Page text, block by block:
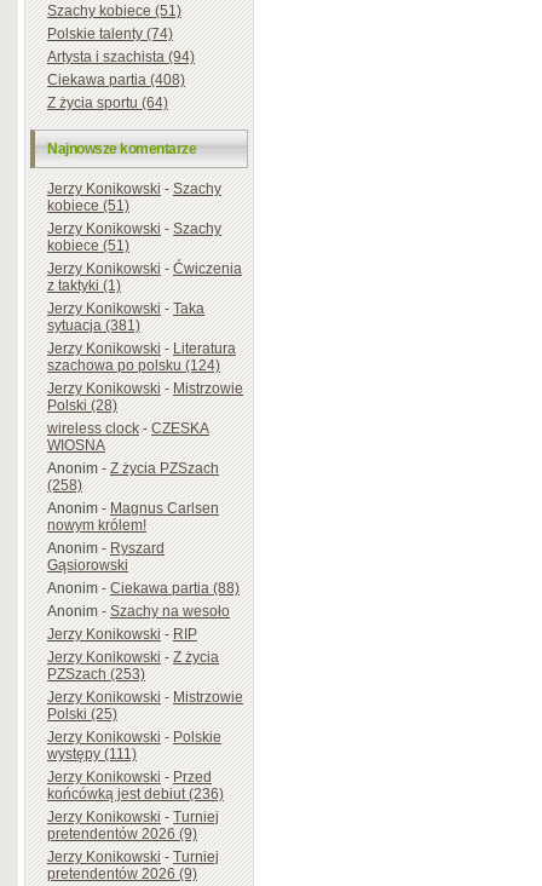
Szachy kobiece (51)
Polskie talenty (74)
Artysta i szachista (94)
Ciekawa partia (408)
Z życia sportu (64)
Najnowsze komentarze
Jerzy Konikowski-Szachy
kobiece (51)
Jerzy Konikowski-Szachy
kobiece (51)
Jerzy Konikowski-Ćwiczenia
z taktyki (1)
Jerzy Konikowski-Taka
sytuacja (381)
Jerzy Konikowski-Literatura
szachowa po polsku (124)
Jerzy Konikowski-Mistrzowie
Polski (28)
wireless clock-CZESKA
WIOSNA
Anonim-Z życia PZSzach
(258)
Anonim-Magnus Carlsen
nowym królem!
Anonim-Ryszard
Gąsiorowski
Anonim-Ciekawa partia (88)
Anonim-Szachy na wesoło
Jerzy Konikowski-RIP
Jerzy Konikowski-Z życia
PZSzach (253)
Jerzy Konikowski-Mistrzowie
Polski (25)
Jerzy Konikowski-Polskie
występy (111)
Jerzy Konikowski-Przed
końcówką jest debiut (236)
Jerzy Konikowski-Turniej
pretendentów 2026 (9)
Jerzy Konikowski-Turniej
pretendentów 2026 (9)